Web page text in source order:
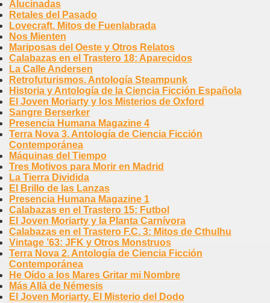
Alucinadas
Retales del Pasado
Lovecraft. Mitos de Fuenlabrada
Nos Mienten
Mariposas del Oeste y Otros Relatos
Calabazas en el Trastero 18: Aparecidos
La Calle Andersen
Retrofuturismos. Antología Steampunk
Historia y Antología de la Ciencia Ficción Española
El Joven Moriarty y los Misterios de Oxford
Sangre Berserker
Presencia Humana Magazine 4
Terra Nova 3. Antología de Ciencia Ficción
Contemporánea
Máquinas del Tiempo
Tres Motivos para Morir en Madrid
La Tierra Dividida
El Brillo de las Lanzas
Presencia Humana Magazine 1
Calabazas en el Trastero 15: Futbol
El Joven Moriarty y la Planta Carnívora
Calabazas en el Trastero F.C. 3: Mitos de Cthulhu
Vintage ’63: JFK y Otros Monstruos
Terra Nova 2. Antología de Ciencia Ficción
Contemporánea
He Oído a los Mares Gritar mi Nombre
Más Allá de Némesis
El Joven Moriarty. El Misterio del Dodo